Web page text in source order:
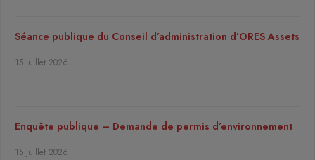
Séance publique du Conseil d’administration d’ORES Assets
15 juillet 2026
Enquête publique – Demande de permis d’environnement
15 juillet 2026